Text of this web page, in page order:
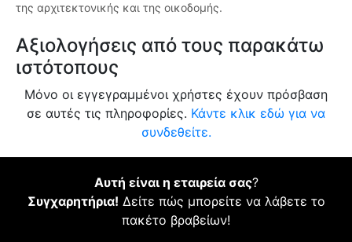
της αρχιτεκτονικής και της οικοδομής.
Αξιολογήσεις από τους παρακάτω
ιστότοπους
Μόνο οι εγγεγραμμένοι χρήστες έχουν πρόσβαση
σε αυτές τις πληροφορίες. Κάντε κλικ εδώ για να
συνδεθείτε.
Αυτή είναι η εταιρεία σας?
Συγχαρητήρια! Δείτε πώς μπορείτε να λάβετε το
πακέτο βραβείων!